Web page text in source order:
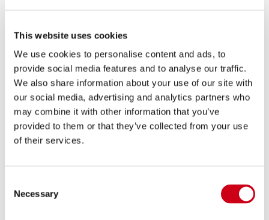
This website uses cookies
We use cookies to personalise content and ads, to
provide social media features and to analyse our traffic.
We also share information about your use of our site with
our social media, advertising and analytics partners who
may combine it with other information that you’ve
provided to them or that they’ve collected from your use
of their services.
Selection
Necessary
640,00 €
OMOLOGATO EURO 5 Compara
B37A-124T
Silenziatore SC1-S titanio
PRODOTTO